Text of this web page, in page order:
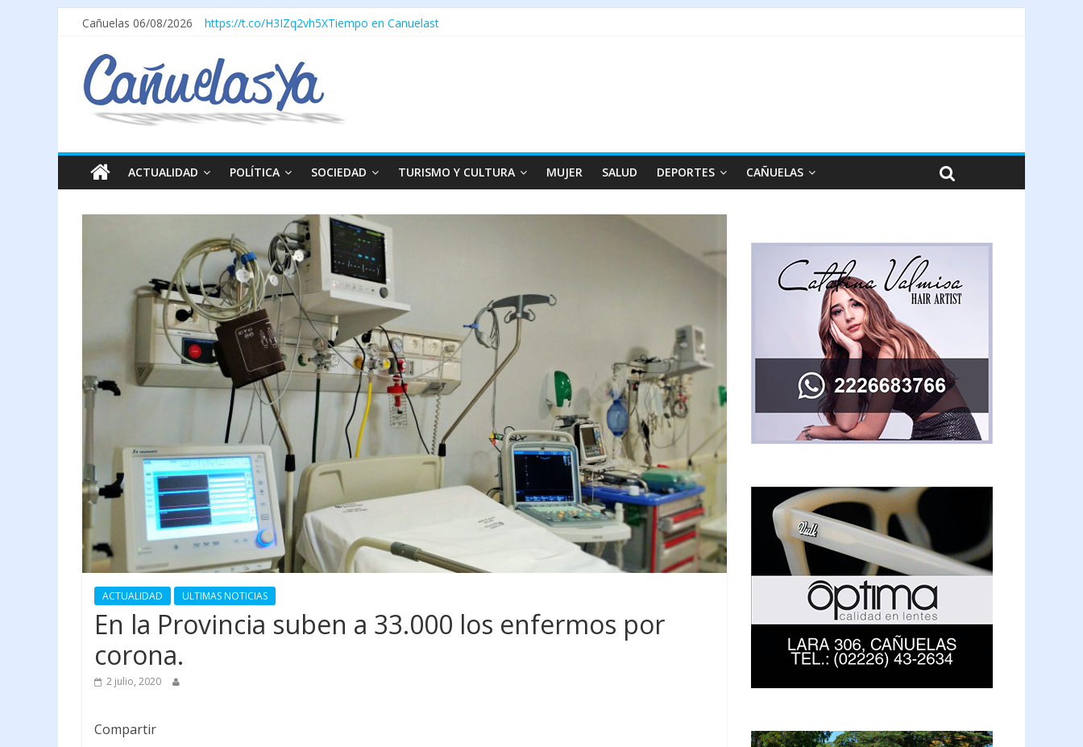
Cañuelas 06/08/2026 https://t.co/H3IZq2vh5XTiempo en Canuelast
ACTUALIDAD POLÍTICA SOCIEDAD TURISMO Y CULTURA MUJER SALUD DEPORTES CAÑUELAS
ACTUALIDAD ULTIMAS NOTICIAS
En la Provincia suben a 33.000 los enfermos por
corona.
2 julio, 2020
Compartir